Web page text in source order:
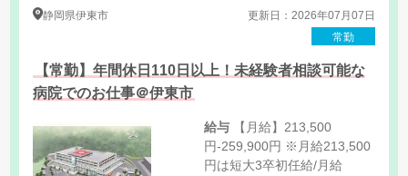
静岡県伊東市
更新日：2026年07月07日
常勤
【常勤】年間休日110日以上！未経験者相談可能な
病院でのお仕事＠伊東市
給与
円-259,900円 ※月給213,500
円は短大3卒初任給/月給